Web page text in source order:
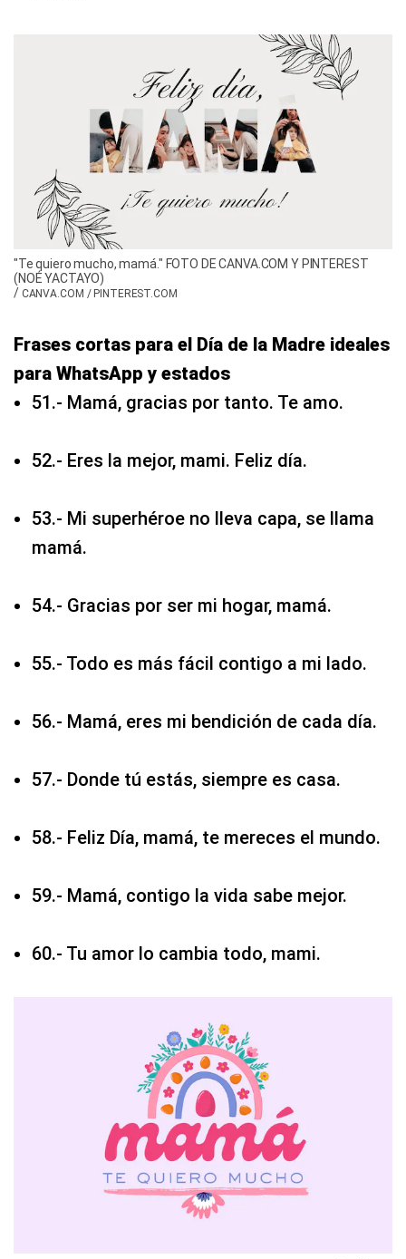
"Te quiero mucho, mamá." FOTO DE CANVA.COM Y PINTEREST
(NOÉ YACTAYO)
/ CANVA.COM / PINTEREST.COM
Frases cortas para el Día de la Madre ideales
para WhatsApp y estados
51.- Mamá, gracias por tanto. Te amo.
52.- Eres la mejor, mami. Feliz día.
53.- Mi superhéroe no lleva capa, se llama
mamá.
54.- Gracias por ser mi hogar, mamá.
55.- Todo es más fácil contigo a mi lado.
56.- Mamá, eres mi bendición de cada día.
57.- Donde tú estás, siempre es casa.
58.- Feliz Día, mamá, te mereces el mundo.
59.- Mamá, contigo la vida sabe mejor.
60.- Tu amor lo cambia todo, mami.